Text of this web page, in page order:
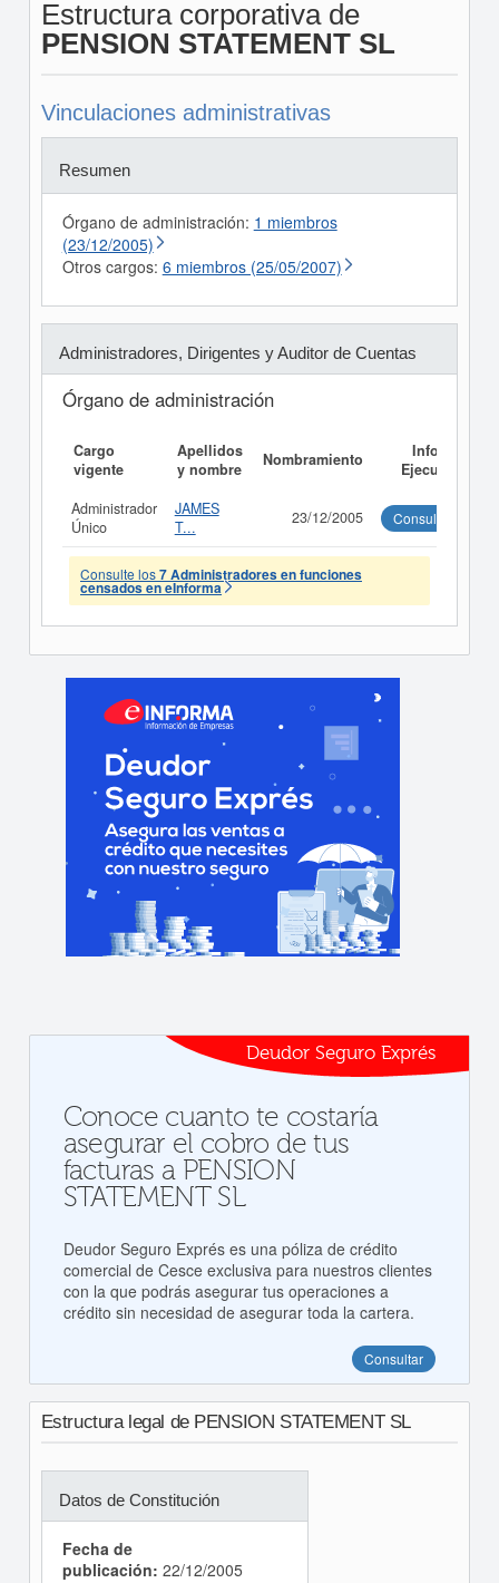
Estructura corporativa de
PENSION STATEMENT SL
Vinculaciones administrativas
Resumen
Órgano de administración: 1 miembros
(23/12/2005)
Otros cargos: 6 miembros (25/05/2007)
Administradores, Dirigentes y Auditor de Cuentas
Órgano de administración
Cargo
vigente
Apellidos
y nombre
Nombramiento
Informe
Ejecutivo
Administrador
Único
JAMES
T...
23/12/2005 Consultar
Consulte los7 Administradores en funciones
censados en eInforma
Deudor Seguro Exprés
Conoce cuanto te costaría
asegurar el cobro de tus
facturas a PENSION
STATEMENT SL
Deudor Seguro Exprés es una póliza de crédito
comercial de Cesce exclusiva para nuestros clientes
con la que podrás asegurar tus operaciones a
crédito sin necesidad de asegurar toda la cartera.
Consultar
Estructura legal de PENSION STATEMENT SL
Datos de Constitución
Fecha de
publicación: 22/12/2005